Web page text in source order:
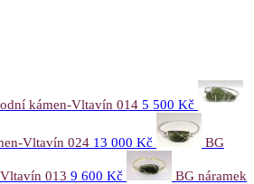
kámen-Vltavín 014 5 500 Kč
Vltavín 024 13 000 Kč BG
013 9 600 Kč
BG náramek